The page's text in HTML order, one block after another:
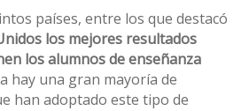
países, entre los que destacó
los mejores resultados
los alumnos de enseñanza
hay una gran mayoría de
han adoptado este tipo de